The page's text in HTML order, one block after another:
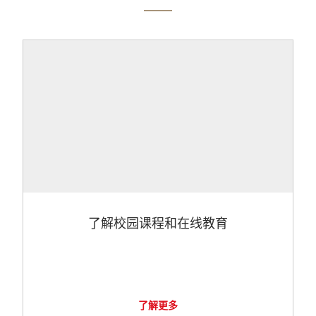
了解校园课程和在线教育
了解更多